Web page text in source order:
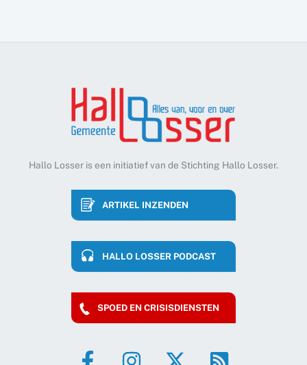
Hallo Losser is een initiatief van de Stichting Hallo Losser.
ARTIKEL INZENDEN
HALLO LOSSER PODCAST
SPOED EN CRISISDIENSTEN